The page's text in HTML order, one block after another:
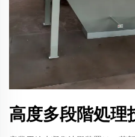
高度多段階処理